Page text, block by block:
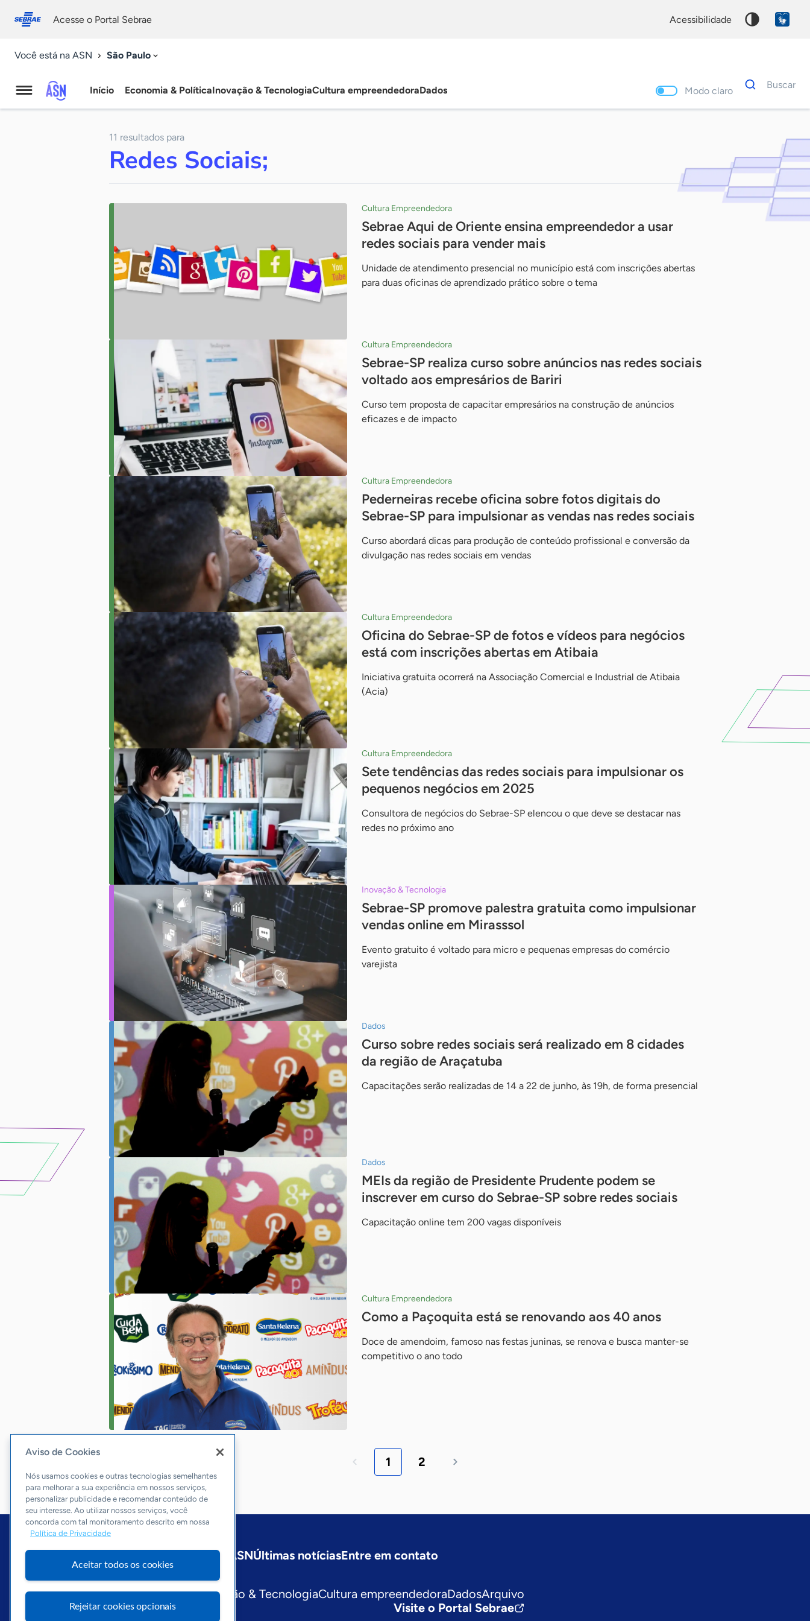
conosco
Acesse o Portal Sebrae acessibilidade
Você está na ASN São Paulo
Agência
Notícias
Início Economia & PolíticaInovação & TecnologiaCultura empreendedoraDados Modo claro
Dados
para
Buscar
11 resultados para
Redes Sociais;
Cultura Empreendedora
Sebrae Aqui de Oriente ensina empreendedor a usar
redes sociais para vender mais
Unidade de atendimento presencial no município está com inscrições abertas
para duas oficinas de aprendizado prático sobre o tema
Cultura Empreendedora
Sebrae-SP realiza curso sobre anúncios nas redes sociais
voltado aos empresários de Bariri
Curso tem proposta de capacitar empresários na construção de anúncios
eficazes e de impacto
Cultura Empreendedora
Pederneiras recebe oficina sobre fotos digitais do
Sebrae-SP para impulsionar as vendas nas redes sociais
Curso abordará dicas para produção de conteúdo profissional e conversão da
divulgação nas redes sociais em vendas
Cultura Empreendedora
Oficina do Sebrae-SP de fotos e vídeos para negócios
está com inscrições abertas em Atibaia
Iniciativa gratuita ocorrerá na Associação Comercial e Industrial de Atibaia
(Acia)
Cultura Empreendedora
Sete tendências das redes sociais para impulsionar os
pequenos negócios em 2025
Consultora de negócios do Sebrae-SP elencou o que deve se destacar nas
redes no próximo ano
Inovação & Tecnologia
Sebrae-SP promove palestra gratuita como impulsionar
vendas online em Mirasssol
Evento gratuito é voltado para micro e pequenas empresas do comércio
varejista
Dados
Curso sobre redes sociais será realizado em 8 cidades
da região de Araçatuba
Capacitações serão realizadas de 14 a 22 de junho, às 19h, de forma presencial
Dados
MEIs da região de Presidente Prudente podem se
inscrever em curso do Sebrae-SP sobre redes sociais
Capacitação online tem 200 vagas disponíveis
Cultura Empreendedora
Como a Paçoquita está se renovando aos 40 anos
Doce de amendoim, famoso nas festas juninas, se renova e busca manter-se
competitivo o ano todo
1 2
Sobre a ASNÚltimas notíciasEntre em contato
Editorias
Economia & PolíticaInovação & TecnologiaCultura empreendedoraDadosArquivo
Visite o Portal Sebrae
Aviso de Cookies
Nós usamos cookies e outras tecnologias semelhantes
para melhorar a sua experiência em nossos serviços,
personalizar publicidade e recomendar conteúdo de
seu interesse. Ao utilizar nossos serviços, você
concorda com tal monitoramento descrito em nossa
Política de Privacidade
Aceitar todos os cookies
Rejeitar cookies opcionais